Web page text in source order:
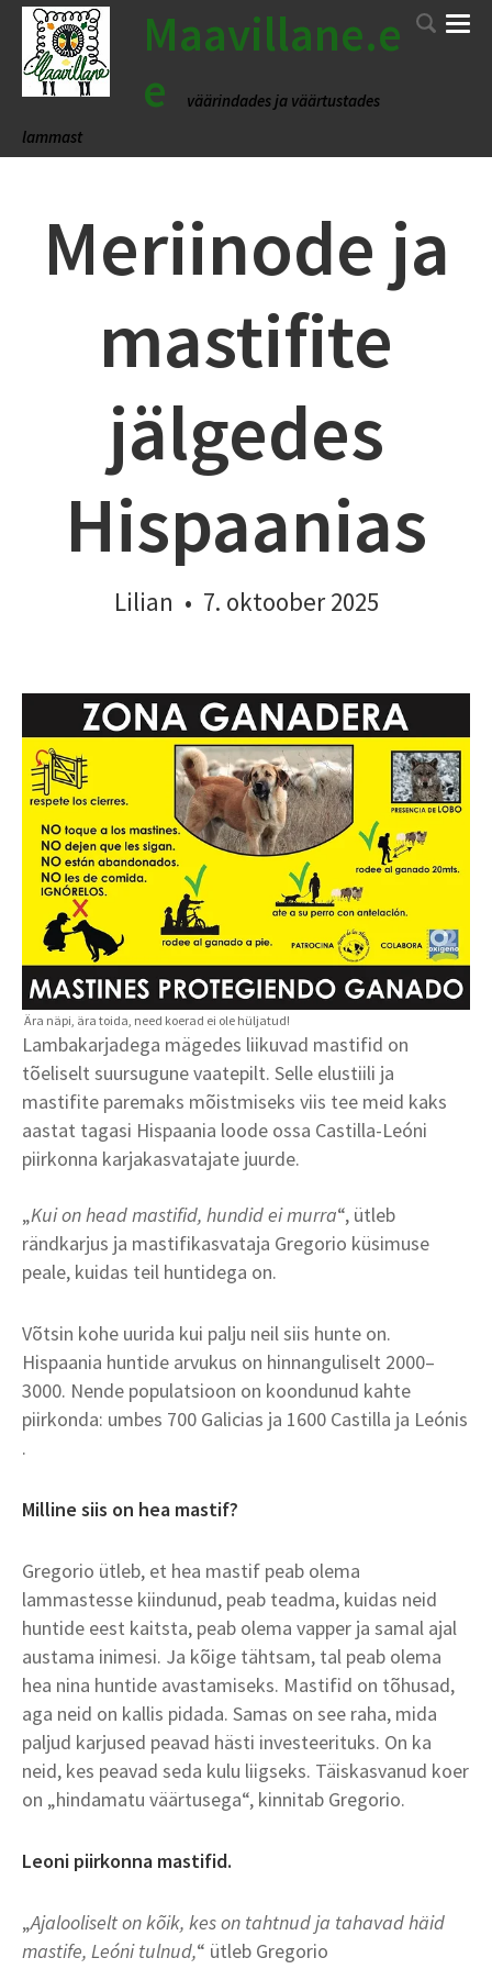
Maavillane.e
e
väärindades ja väärtustades
lammast
Meriinode ja
mastifite
jälgedes
Hispaanias
Lilian • 7. oktoober 2025
Lambakarjadega mägedes liikuvad mastifid on
tõeliselt suursugune vaatepilt. Selle elustiili ja
mastifite paremaks mõistmiseks viis tee meid kaks
aastat tagasi Hispaania loode ossa Castilla-Leóni
piirkonna karjakasvatajate juurde.
„Kui on head mastifid, hundid ei murra“, ütleb
rändkarjus ja mastifikasvataja Gregorio küsimuse
peale, kuidas teil huntidega on.
Võtsin kohe uurida kui palju neil siis hunte on.
Hispaania huntide arvukus on hinnanguliselt 2000–
3000. Nende populatsioon on koondunud kahte
piirkonda: umbes 700 Galicias ja 1600 Castilla ja Leónis
.
Milline siis on hea mastif?
Gregorio ütleb, et hea mastif peab olema
lammastesse kiindunud, peab teadma, kuidas neid
huntide eest kaitsta, peab olema vapper ja samal ajal
austama inimesi. Ja kõige tähtsam, tal peab olema
hea nina huntide avastamiseks. Mastifid on tõhusad,
aga neid on kallis pidada. Samas on see raha, mida
paljud karjused peavad hästi investeerituks. On ka
neid, kes peavad seda kulu liigseks. Täiskasvanud koer
on „hindamatu väärtusega“, kinnitab Gregorio.
Leoni piirkonna mastifid.
„Ajalooliselt on kõik, kes on tahtnud ja tahavad häid
mastife, Leóni tulnud,“ ütleb Gregorio